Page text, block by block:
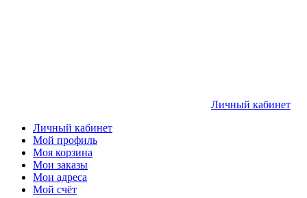
Личный кабинет
Личный кабинет
Мой профиль
Моя корзина
Мои заказы
Мои адреса
Мой счёт